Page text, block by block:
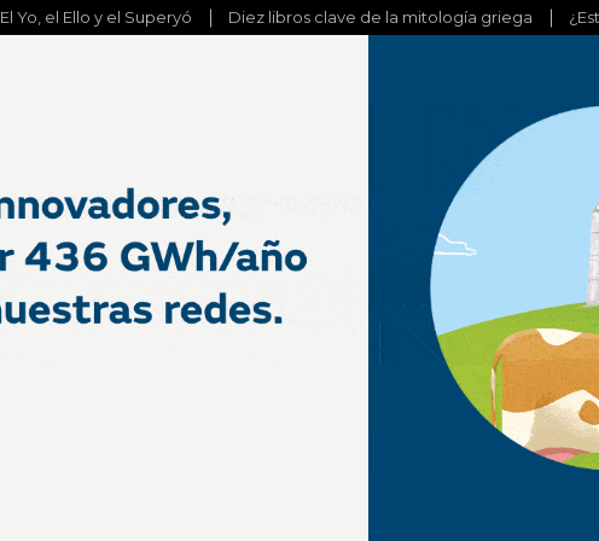
El Yo, el Ello y el Superyó Diez libros clave de la mitología griega